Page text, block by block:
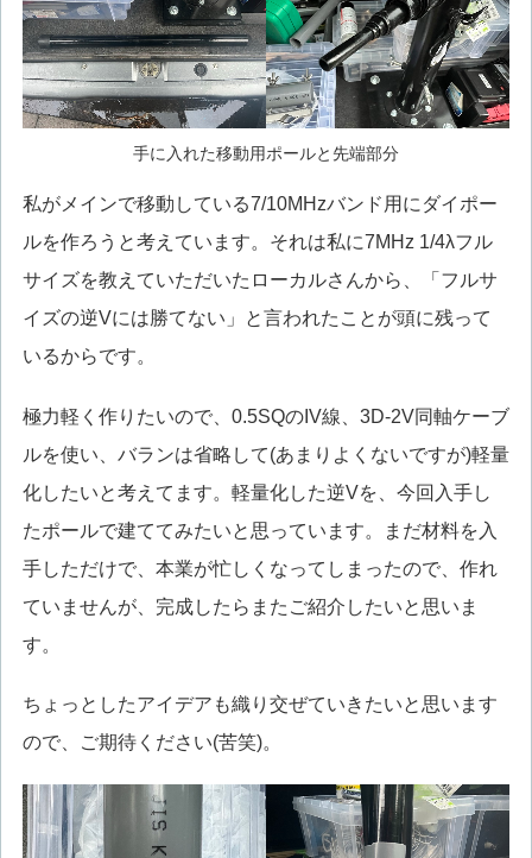
手に入れた移動用ポールと先端部分
私がメインで移動している7/10MHzバンド用にダイポー
ルを作ろうと考えています。それは私に7MHz 1/4λフル
サイズを教えていただいたローカルさんから、「フルサ
イズの逆Vには勝てない」と言われたことが頭に残って
いるからです。
極力軽く作りたいので、0.5SQのIV線、3D-2V同軸ケーブ
ルを使い、バランは省略して(あまりよくないですが)軽量
化したいと考えてます。軽量化した逆Vを、今回入手し
たポールで建ててみたいと思っています。まだ材料を入
手しただけで、本業が忙しくなってしまったので、作れ
ていませんが、完成したらまたご紹介したいと思いま
す。
ちょっとしたアイデアも織り交ぜていきたいと思います
ので、ご期待ください(苦笑)。